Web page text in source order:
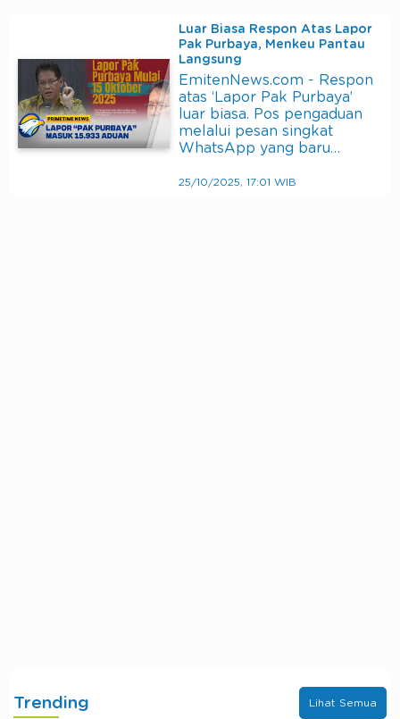
Luar Biasa Respon Atas Lapor
Pak Purbaya, Menkeu Pantau
Langsung
EmitenNews.com - Respon
atas ‘Lapor Pak Purbaya’
luar biasa. Pos pengaduan
melalui pesan singkat
WhatsApp yang baru…
25/10/2025, 17:01 WIB
Trending Lihat Semua